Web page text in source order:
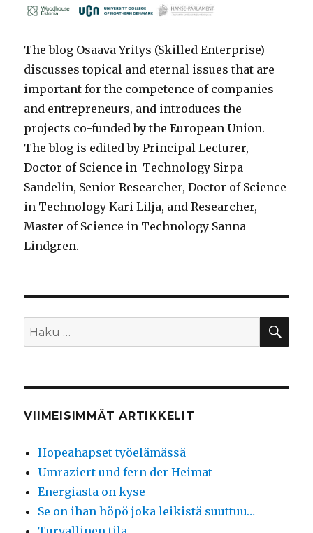
The blog Osaava Yritys (Skilled Enterprise)
discusses topical and eternal issues that are
important for the competence of companies
and entrepreneurs, and introduces the
projects co-funded by the European Union.
The blog is edited by Principal Lecturer,
Doctor of Science in Technology Sirpa
Sandelin, Senior Researcher, Doctor of Science
in Technology Kari Lilja, and Researcher,
Master of Science in Technology Sanna
Lindgren.
Etsi:
VIIMEISIMMÄT ARTIKKELIT
Hopeahapset työelämässä
Umraziert und fern der Heimat
Energiasta on kyse
Se on ihan höpö joka leikistä suuttuu…